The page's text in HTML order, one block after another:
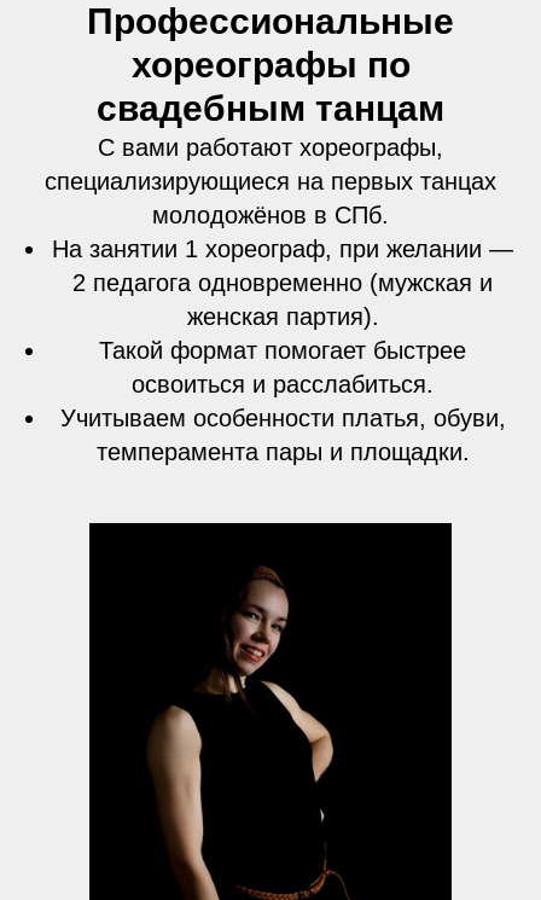
Профессиональные
хореографы по
свадебным танцам
С вами работают хореографы,
специализирующиеся на первых танцах
молодожёнов в СПб.
На занятии 1 хореограф, при желании —
2 педагога одновременно (мужская и
женская партия).
Такой формат помогает быстрее
освоиться и расслабиться.
Учитываем особенности платья, обуви,
темперамента пары и площадки.